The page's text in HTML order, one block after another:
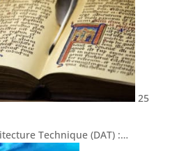
25
Technique (DAT) :…